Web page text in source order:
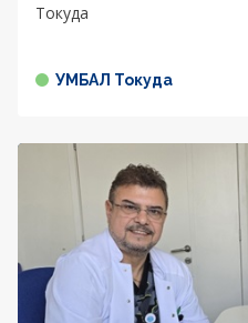
Токуда
УМБАЛ Токуда